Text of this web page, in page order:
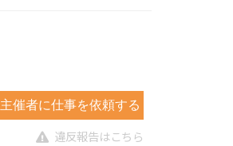
主催者に仕事を依頼する
違反報告はこちら